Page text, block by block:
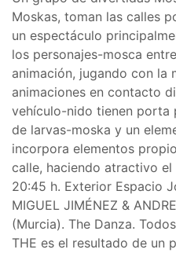
Moskas, toman las calles
un espectáculo
los personajes-mosca
animación, jugando con la
animaciones en contacto
vehículo-nido tienen porta
de larvas-moska y un
incorpora elementos
calle, haciendo atractivo
20:45 h. Exterior Espacio
MIGUEL JIMÉNEZ &
(Murcia). The Danza.
THE es el resultado de un